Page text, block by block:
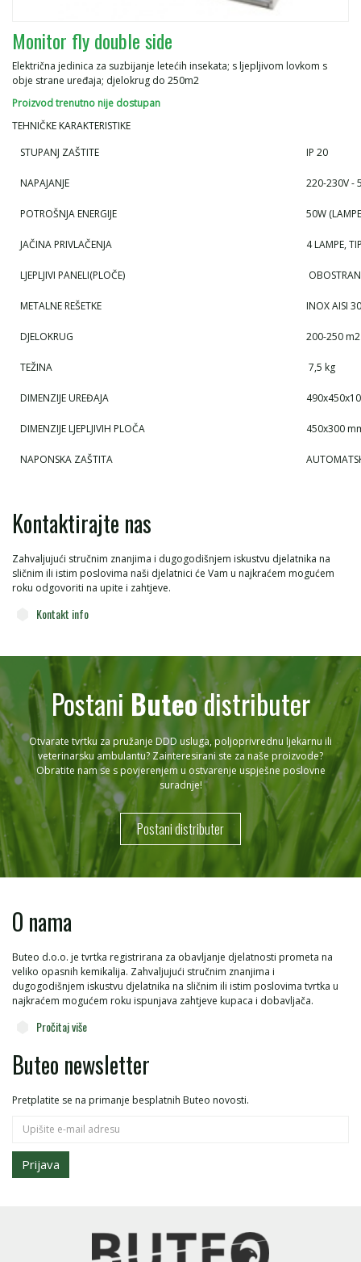
Monitor fly double side
Električna jedinica za suzbijanje letećih insekata; s ljepljivom lovkom s
obje strane uređaja; djelokrug do 250m2
Proizvod trenutno nije dostupan
TEHNIČKE KARAKTERISTIKE
STUPANJ ZAŠTITE
IP 20
NAPAJANJE 220-230V -
POTROŠNJA ENERGIJE 50W
JAČINA PRIVLAČENJA 4 LAMPE,
LJEPLJIVI PANELI(PLOČE)
METALNE REŠETKE INOX AISI
DJELOKRUG 200-250 m2
TEŽINA 7,5 kg
DIMENZIJE UREĐAJA
DIMENZIJE LJEPLJIVIH PLOČA 450x300
NAPONSKA ZAŠTITA
Kontaktirajte nas
Zahvaljujući stručnim znanjima i dugogodišnjem iskustvu djelatnika na
sličnim ili istim poslovima naši djelatnici će Vam u najkraćem mogućem
roku odgovoriti na upite i zahtjeve.
Kontakt info
Postani Buteodistributer
Otvarate tvrtku za pružanje DDD usluga, poljoprivrednu ljekarnu ili
veterinarsku ambulantu? Zainteresirani ste za naše proizvode?
Obratite nam se s povjerenjem u ostvarenje uspješne poslovne
suradnje!
Postani distributer
O nama
Buteo d.o.o. je tvrtka registrirana za obavljanje djelatnosti prometa na
veliko opasnih kemikalija. Zahvaljujući stručnim znanjima i
dugogodišnjem iskustvu djelatnika na sličnim ili istim poslovima tvrtka u
najkraćem mogućem roku ispunjava zahtjeve kupaca i dobavljača.
Pročitaj više
Buteo newsletter
Pretplatite se na primanje besplatnih Buteo novosti.
Prijava